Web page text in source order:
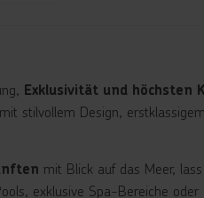
Exklusivität und höchsten
stilvollem Design,
mit Blick auf das Meer,
exklusive Spa-Bereiche oder